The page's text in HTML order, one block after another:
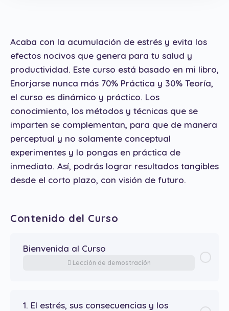
Acaba con la acumulación de estrés y evita los
efectos nocivos que genera para tu salud y
productividad. Este curso está basado en mi libro,
Enorjarse nunca más 70% Práctica y 30% Teoría,
el curso es dinámico y práctico. Los
conocimiento, los métodos y técnicas que se
imparten se complementan, para que de manera
perceptual y no solamente conceptual
experimentes y lo pongas en práctica de
inmediato. Así, podrás lograr resultados tangibles
desde el corto plazo, con visión de futuro.
Contenido del Curso
Bienvenida al Curso
Lección de demostración
1. El estrés, sus consecuencias y los